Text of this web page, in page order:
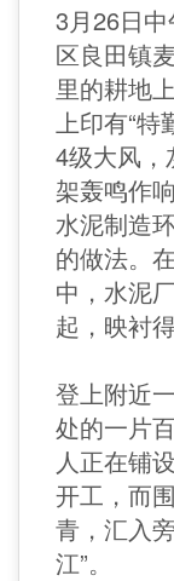
3月26日
区良田镇
里的耕地
上印有“
4级大风
架轰鸣作
水泥制造
的做法。
中，水泥
起，映衬
登上附近
处的一片
人正在铺
开工，而
青，汇入
江”。